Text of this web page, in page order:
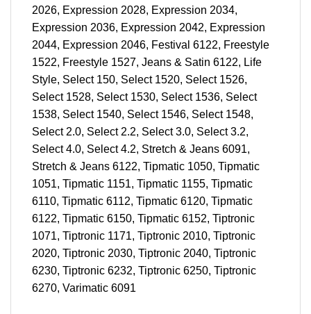
2026, Expression 2028, Expression 2034,
Expression 2036, Expression 2042, Expression
2044, Expression 2046, Festival 6122, Freestyle
1522, Freestyle 1527, Jeans & Satin 6122, Life
Style, Select 150, Select 1520, Select 1526,
Select 1528, Select 1530, Select 1536, Select
1538, Select 1540, Select 1546, Select 1548,
Select 2.0, Select 2.2, Select 3.0, Select 3.2,
Select 4.0, Select 4.2, Stretch & Jeans 6091,
Stretch & Jeans 6122, Tipmatic 1050, Tipmatic
1051, Tipmatic 1151, Tipmatic 1155, Tipmatic
6110, Tipmatic 6112, Tipmatic 6120, Tipmatic
6122, Tipmatic 6150, Tipmatic 6152, Tiptronic
1071, Tiptronic 1171, Tiptronic 2010, Tiptronic
2020, Tiptronic 2030, Tiptronic 2040, Tiptronic
6230, Tiptronic 6232, Tiptronic 6250, Tiptronic
6270, Varimatic 6091